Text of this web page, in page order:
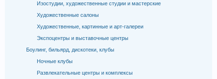
Изостудии, художественные студии и мастерские
Художественные салоны
Художественные, картинные и арт-галереи
Экспоцентры и выставочные центры
Боулинг, бильярд, дискотеки, клубы
Ночные клубы
Развлекательные центры и комплексы